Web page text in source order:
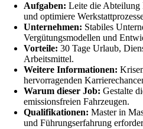
Aufgaben: Leite die Abteilung
und optimiere
Unternehmen: Stabiles
Vergütungsmodellen und
Vorteile: 30 Tage Urlaub,
Arbeitsmittel.
Weitere Informationen:
hervorragenden
Warum dieser Job: Gestalte
emissionsfreien Fahrzeugen.
Qualifikationen: Master in
und Führungserfahrung